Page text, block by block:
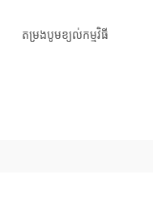
តម្រងបូមខ្យល់កម្មវិធី